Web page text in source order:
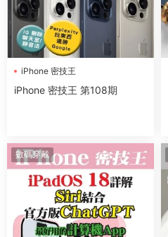
iPhone 密技王
iPhone 密技王 第108期
數碼穿戴